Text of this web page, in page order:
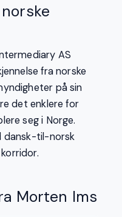
AS
fra norske
på sin
det enklere for
seg i Norge.
dansk-til-norsk
Morten Ims